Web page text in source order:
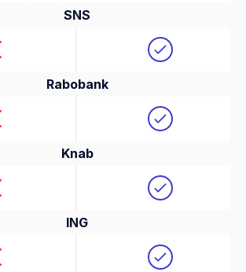
SNS
Rabobank
Knab
ING